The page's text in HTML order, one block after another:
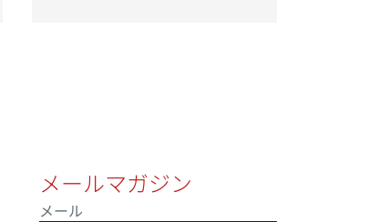
メールマガジン
メール